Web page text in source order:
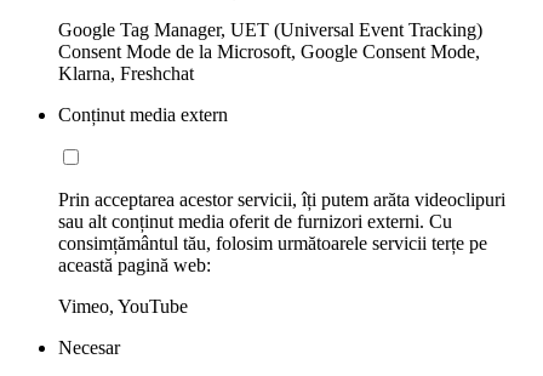
Google Tag Manager, UET (Universal Event Tracking)
Consent Mode de la Microsoft, Google Consent Mode,
Klarna, Freshchat
Conținut media extern
Prin acceptarea acestor servicii, îți putem arăta videoclipuri
sau alt conținut media oferit de furnizori externi. Cu
consimțământul tău, folosim următoarele servicii terțe pe
această pagină web:
Vimeo, YouTube
Necesar